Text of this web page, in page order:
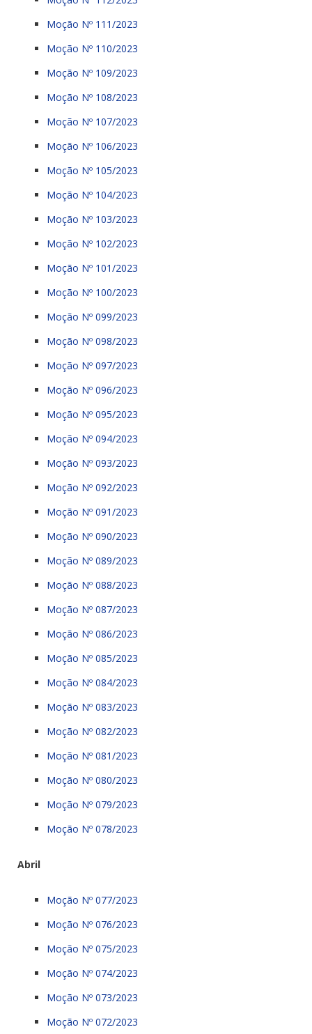
Moção Nº 111/2023
Moção Nº 110/2023
Moção Nº 109/2023
Moção Nº 108/2023
Moção Nº 107/2023
Moção Nº 106/2023
Moção Nº 105/2023
Moção Nº 104/2023
Moção Nº 103/2023
Moção Nº 102/2023
Moção Nº 101/2023
Moção Nº 100/2023
Moção Nº 099/2023
Moção Nº 098/2023
Moção Nº 097/2023
Moção Nº 096/2023
Moção Nº 095/2023
Moção Nº 094/2023
Moção Nº 093/2023
Moção Nº 092/2023
Moção Nº 091/2023
Moção Nº 090/2023
Moção Nº 089/2023
Moção Nº 088/2023
Moção Nº 087/2023
Moção Nº 086/2023
Moção Nº 085/2023
Moção Nº 084/2023
Moção Nº 083/2023
Moção Nº 082/2023
Moção Nº 081/2023
Moção Nº 080/2023
Moção Nº 079/2023
Moção Nº 078/2023
Abril
Moção Nº 077/2023
Moção Nº 076/2023
Moção Nº 075/2023
Moção Nº 074/2023
Moção Nº 073/2023
Moção Nº 072/2023